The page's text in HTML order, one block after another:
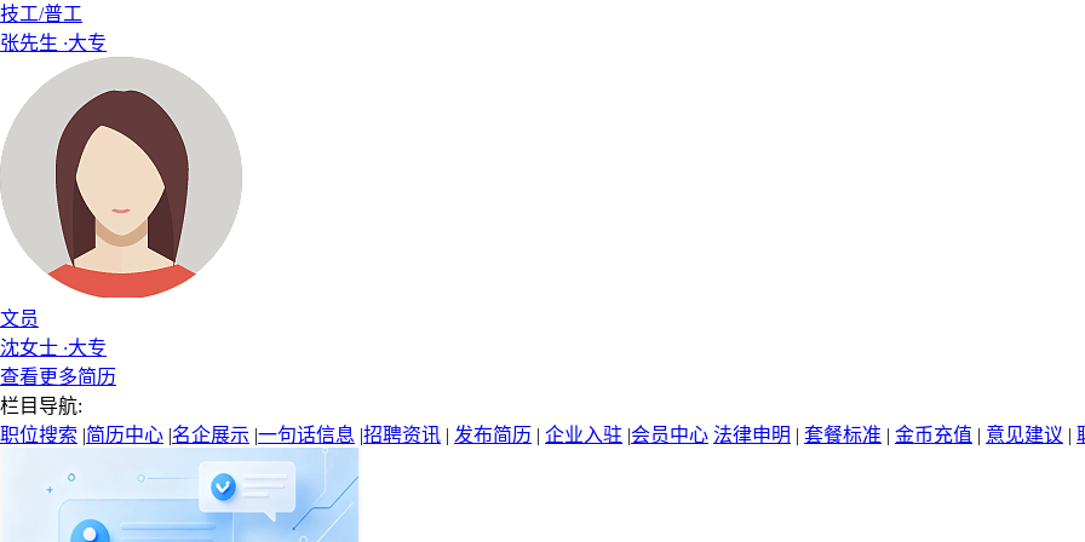
技工/普工
张先生 ·大专
文员
沈女士 ·大专
查看更多简历
栏目导航:
职位搜索 |简历中心 |名企展示 |一句话信息 |招聘资讯 | 发布简历 | 企业入驻 |会员中心 法律申明 | 套餐标准 | 金币充值 | 意见建议 |